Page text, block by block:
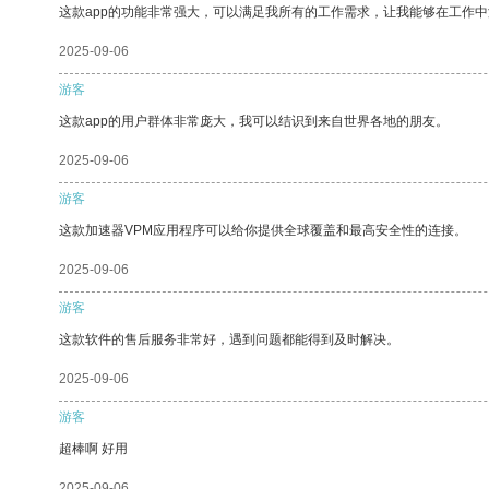
这款app的功能非常强大，可以满足我所有的工作需求，让我能够在工作中
2025-09-06
游客
这款app的用户群体非常庞大，我可以结识到来自世界各地的朋友。
2025-09-06
游客
这款加速器VPM应用程序可以给你提供全球覆盖和最高安全性的连接。
2025-09-06
游客
这款软件的售后服务非常好，遇到问题都能得到及时解决。
2025-09-06
游客
超棒啊 好用